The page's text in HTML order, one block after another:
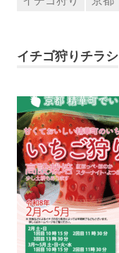
イチゴ狩りチラシ